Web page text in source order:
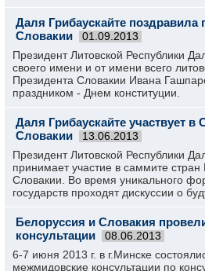
Даля Грибаускайте поздравила
Словакии
01.09.2013
Президент Литовской Республики
своего имени и от имени всего
Президента Словакии Ивана
праздником - Днем конституции.
Даля Грибаускайте участвует в
Словакии
13.06.2013
Президент Литовской Республики
принимает участие в саммите
Словакии. Во время уникального
государств проходят дискуссии о
Белоруссия и Словакия
консультации
08.06.2013
6-7 июня 2013 г. в г.Минске
межмидовские консультации по